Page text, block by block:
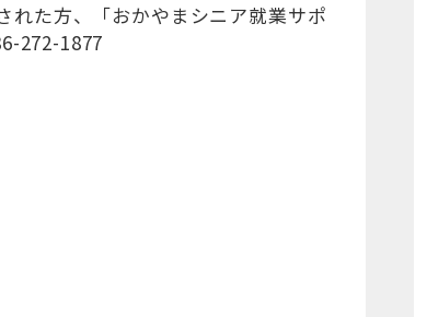
れた方、「おかやまシニア就業サポ
272-1877